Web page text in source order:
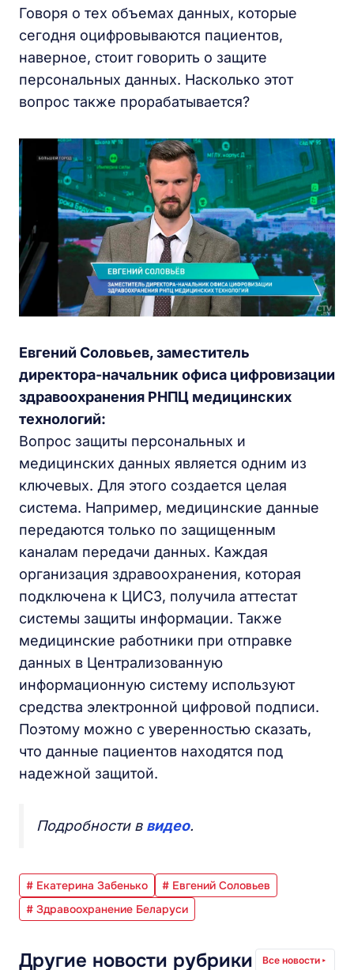
Говоря о тех объемах данных, которые
сегодня оцифровываются пациентов,
наверное, стоит говорить о защите
персональных данных. Насколько этот
вопрос также прорабатывается?
Евгений Соловьев, заместитель
директора-начальник офиса цифровизации
здравоохранения РНПЦ медицинских
технологий:
Вопрос защиты персональных и
медицинских данных является одним из
ключевых. Для этого создается целая
система. Например, медицинские данные
передаются только по защищенным
каналам передачи данных. Каждая
организация здравоохранения, которая
подключена к ЦИСЗ, получила аттестат
системы защиты информации. Также
медицинские работники при отправке
данных в Централизованную
информационную систему используют
средства электронной цифровой подписи.
Поэтому можно с уверенностью сказать,
что данные пациентов находятся под
надежной защитой.
Подробности в видео.
# Екатерина Забенько
# Евгений Соловьев
# Здравоохранение Беларуси
Другие новости рубрики Все новости